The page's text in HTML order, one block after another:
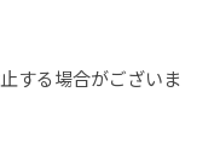
する場合がございま